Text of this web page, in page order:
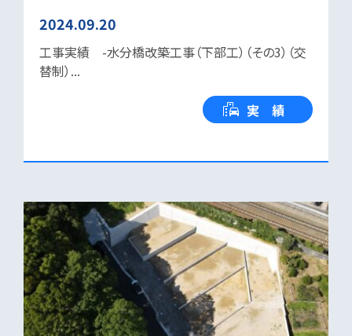
2024.09.20
工事実績 -水分橋改築工事（下部工）（その3）（交
替制）...
実 績